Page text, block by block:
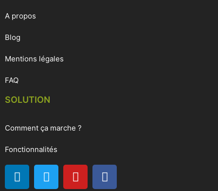
A propos
Blog
Mentions légales
FAQ
SOLUTION
Comment ça marche ?
Fonctionnalités